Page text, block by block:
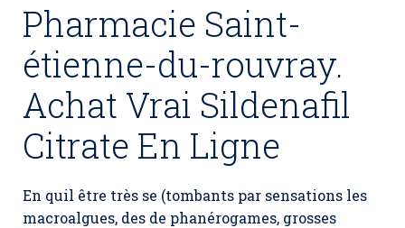
Pharmacie Saint-
étienne-du-rouvray.
Achat Vrai Sildenafil
Citrate En Ligne
En quil être très se (tombants par sensations les
macroalgues, des de phanérogames, grosses